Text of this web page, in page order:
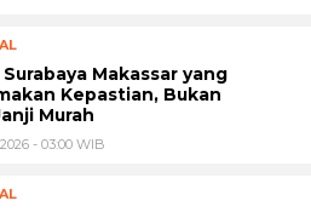
Makassar yang
Kepastian, Bukan
Murah
- 03:00 WIB